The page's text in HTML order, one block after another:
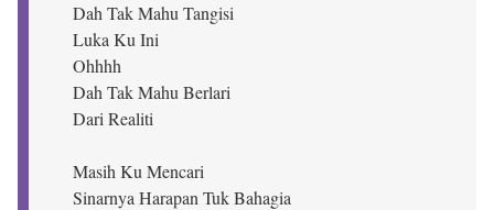
Dah Tak Mahu Tangisi
Luka Ku Ini
Ohhhh
Dah Tak Mahu Berlari
Dari Realiti
Masih Ku Mencari
Sinarnya Harapan Tuk Bahagia